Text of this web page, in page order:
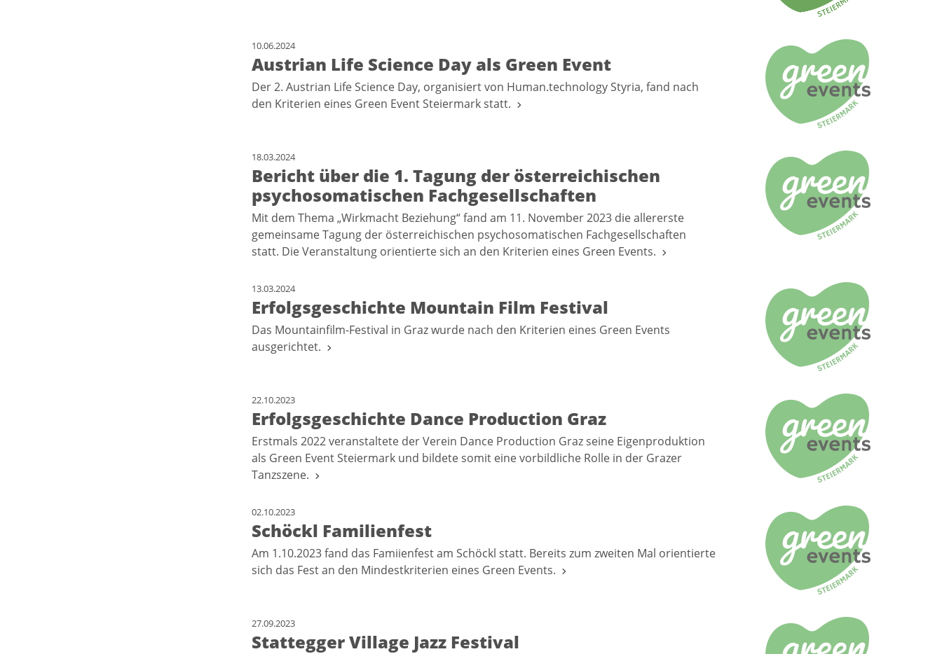
10.06.2024
Austrian Life Science Day als Green Event
Der 2. Austrian Life Science Day, organisiert von Human.technology Styria, fand nach
den Kriterien eines Green Event Steiermark statt.
18.03.2024
Bericht über die 1. Tagung der österreichischen
psychosomatischen Fachgesellschaften
Mit dem Thema „Wirkmacht Beziehung“ fand am 11. November 2023 die allererste
gemeinsame Tagung der österreichischen psychosomatischen Fachgesellschaften
statt. Die Veranstaltung orientierte sich an den Kriterien eines Green Events.
13.03.2024
Erfolgsgeschichte Mountain Film Festival
Das Mountainfilm-Festival in Graz wurde nach den Kriterien eines Green Events
ausgerichtet.
22.10.2023
Erfolgsgeschichte Dance Production Graz
Erstmals 2022 veranstaltete der Verein Dance Production Graz seine Eigenproduktion
als Green Event Steiermark und bildete somit eine vorbildliche Rolle in der Grazer
Tanzszene.
02.10.2023
Schöckl Familienfest
Am 1.10.2023 fand das Famiienfest am Schöckl statt. Bereits zum zweiten Mal orientierte
sich das Fest an den Mindestkriterien eines Green Events.
27.09.2023
Stattegger Village Jazz Festival